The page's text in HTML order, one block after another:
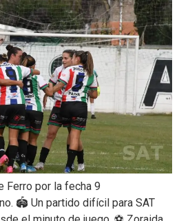
Ferro por la fecha 9
🏟 Un partido difícil para SAT